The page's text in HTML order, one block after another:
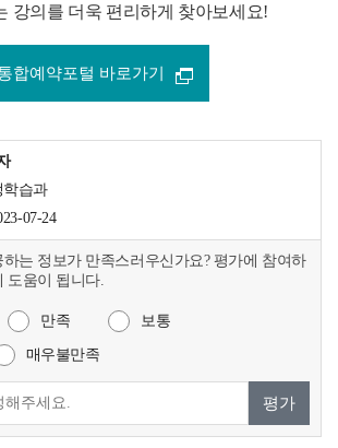
강의를 더욱 편리하게 찾아보세요!
합예약포털 바로가기
학습과
07-24
는 정보가 만족스러우신가요? 평가에 참여하
도움이 됩니다.
만족 보통
매우불만족
평가